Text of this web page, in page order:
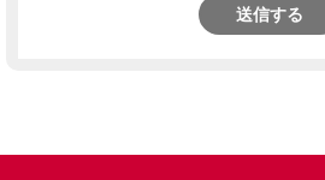
送信する